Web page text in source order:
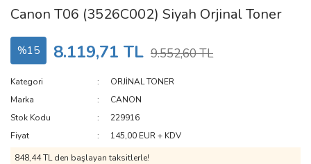
Canon T06 (3526C002) Siyah Orjinal Toner
%15 8.119,71 TL 9.552,60 TL
Kategori
ORJİNAL TONER
Marka
CANON
Stok Kodu
229916
Fiyat
145,00 EUR + KDV
848,44 TL den başlayan taksitlerle!